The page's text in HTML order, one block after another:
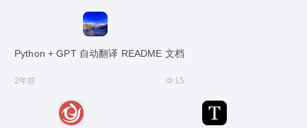
Python + GPT 自动翻译 README 文档
2年前 15